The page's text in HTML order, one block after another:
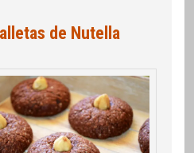
de Nutella